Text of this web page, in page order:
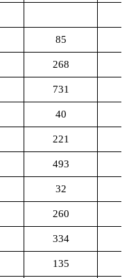
85
268
731
40
221
493
32
260
334
135